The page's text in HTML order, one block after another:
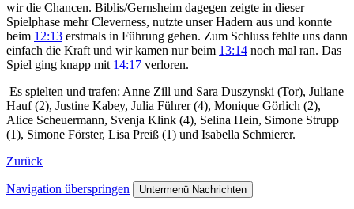
wir die Chancen. Biblis/Gernsheim dagegen zeigte in dieser
Spielphase mehr Cleverness, nutzte unser Hadern aus und konnte
beim 12:13 erstmals in Führung gehen. Zum Schluss fehlte uns dann
einfach die Kraft und wir kamen nur beim 13:14 noch mal ran. Das
Spiel ging knapp mit 14:17 verloren.
Es spielten und trafen: Anne Zill und Sara Duszynski (Tor), Juliane
Hauf (2), Justine Kabey, Julia Führer (4), Monique Görlich (2),
Alice Scheuermann, Svenja Klink (4), Selina Hein, Simone Strupp
(1), Simone Förster, Lisa Preiß (1) und Isabella Schmierer.
Zurück
Navigation überspringen Untermenü Nachrichten